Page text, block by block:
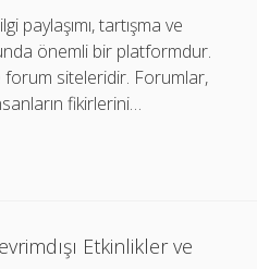
paylaşımı, tartışma ve
önemli bir platformdur.
siteleridir. Forumlar,
fikirlerini…
Etkinlikler ve